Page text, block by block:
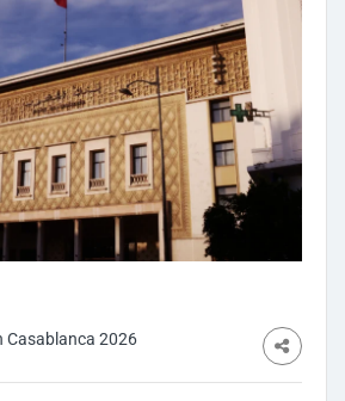
Casablanca 2026